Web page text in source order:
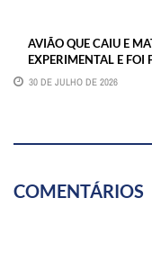
AVIÃO QUE CAIU E
EXPERIMENTAL E
30 DE JULHO DE 2026
COMENTÁRIOS